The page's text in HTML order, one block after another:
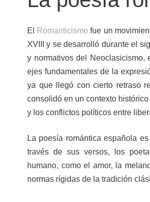
El Romanticismo fue un
XVIII y se desarrolló durante el
y normativos del
ejes fundamentales de la
ya que llegó con cierto retraso
consolidó en un contexto
y los conflictos políticos entre
La poesía romántica española
través de sus versos, los
humano, como el amor, la
normas rígidas de la tradición